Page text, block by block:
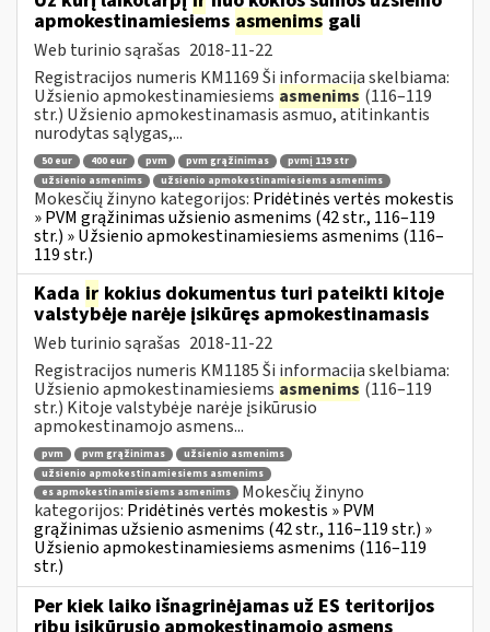
apmokestinamiesiems asmenims gali
Web turinio sąrašas 2018-11-22
Registracijos numeris KM1169 Ši informacija skelbiama:
Užsienio apmokestinamiesiems asmenims (116–119
str.) Užsienio apmokestinamasis asmuo, atitinkantis
nurodytas sąlygas,...
50 eur 400 eur pvm pvm grąžinimas
pvmį 119 str
užsienio asmenims
užsienio apmokestinamiesiems asmenims
Mokesčių žinyno kategorijos: Pridėtinės vertės mokestis
» PVM grąžinimas užsienio asmenims (42 str., 116–119
str.) » Užsienio apmokestinamiesiems asmenims (116–
119 str.)
Kada ir kokius dokumentus turi pateikti kitoje
valstybėje narėje įsikūręs apmokestinamasis
Web turinio sąrašas 2018-11-22
Registracijos numeris KM1185 Ši informacija skelbiama:
Užsienio apmokestinamiesiems asmenims (116–119
str.) Kitoje valstybėje narėje įsikūrusio
apmokestinamojo asmens...
pvm pvm grąžinimas
užsienio asmenims
užsienio apmokestinamiesiems asmenims
es apmokestinamiesiems asmenims
Mokesčių žinyno
kategorijos: Pridėtinės vertės mokestis » PVM
grąžinimas užsienio asmenims (42 str., 116–119 str.) »
Užsienio apmokestinamiesiems asmenims (116–119
str.)
Per kiek laiko išnagrinėjamas už ES teritorijos
ribų įsikūrusio apmokestinamojo asmens